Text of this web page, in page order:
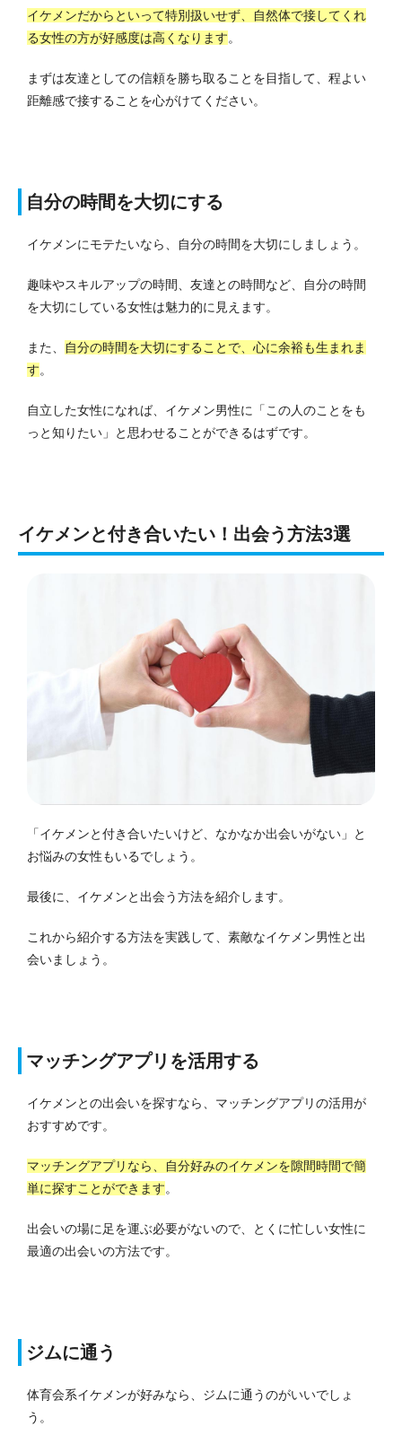
イケメンだからといって特別扱いせず、自然体で接してくれ
る女性の方が好感度は高くなります。
まずは友達としての信頼を勝ち取ることを目指して、程よい
距離感で接することを心がけてください。
自分の時間を大切にする
イケメンにモテたいなら、自分の時間を大切にしましょう。
趣味やスキルアップの時間、友達との時間など、自分の時間
を大切にしている女性は魅力的に見えます。
また、
自分の時間を大切にすることで、心に余裕も生まれま
す。
自立した女性になれば、イケメン男性に「この人のことをも
っと知りたい」と思わせることができるはずです。
イケメンと付き合いたい！出会う方法3選
「イケメンと付き合いたいけど、なかなか出会いがない」と
お悩みの女性もいるでしょう。
最後に、イケメンと出会う方法を紹介します。
これから紹介する方法を実践して、素敵なイケメン男性と出
会いましょう。
マッチングアプリを活用する
イケメンとの出会いを探すなら、マッチングアプリの活用が
おすすめです。
マッチングアプリなら、自分好みのイケメンを隙間時間で簡
単に探すことができます。
出会いの場に足を運ぶ必要がないので、とくに忙しい女性に
最適の出会いの方法です。
ジムに通う
体育会系イケメンが好みなら、ジムに通うのがいいでしょ
う。